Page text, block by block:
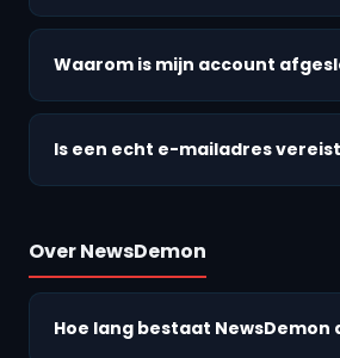
Waarom is mijn account
Is een echt e-mailadres
Over NewsDemon
Hoe lang bestaat NewsDemon